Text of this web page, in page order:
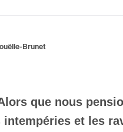
Brunet
que nous
et les